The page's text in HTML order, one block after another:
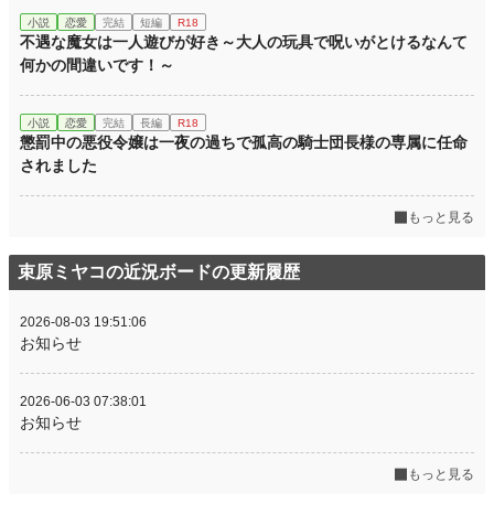
小説 恋愛 完結 短編 R18
不遇な魔女は一人遊びが好き～大人の玩具で呪いがとけるなんて
何かの間違いです！～
小説 恋愛 完結 長編 R18
懲罰中の悪役令嬢は一夜の過ちで孤高の騎士団長様の専属に任命
されました
もっと見る
束原ミヤコの近況ボードの更新履歴
2026-08-03 19:51:06
お知らせ
2026-06-03 07:38:01
お知らせ
もっと見る